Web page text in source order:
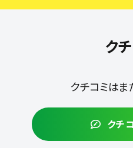
ク
クチコミはま
クチ